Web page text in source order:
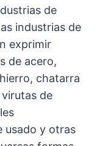
de
industrias de
exprimir
de acero,
chatarra
de
usado y otras